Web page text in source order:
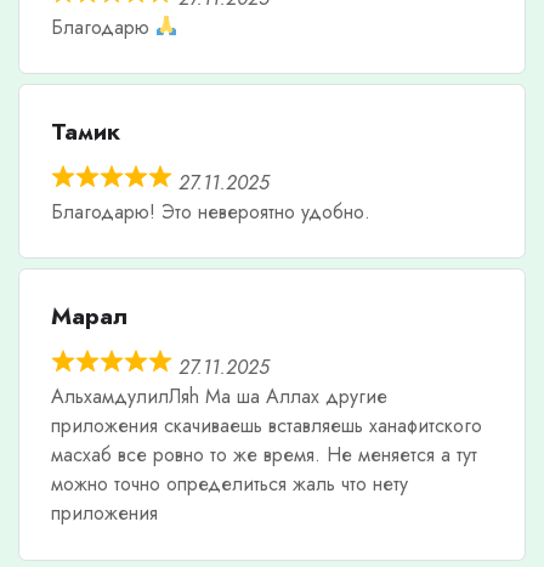
Благодарю
Тамик
27.11.2025
Благодарю! Это невероятно удобно.
Марал
27.11.2025
АльхамдулилЛяh Ма ша Аллах другие
приложения скачиваешь вставляешь ханафитского
масхаб все ровно то же время. Не меняется а тут
можно точно определиться жаль что нету
приложения